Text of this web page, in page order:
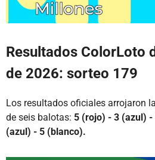
Resultados ColorLoto
de 2026: sorteo 179
Los resultados oficiales arrojaron
de seis balotas: 5 (rojo) - 3 (azul)
(azul) - 5 (blanco).